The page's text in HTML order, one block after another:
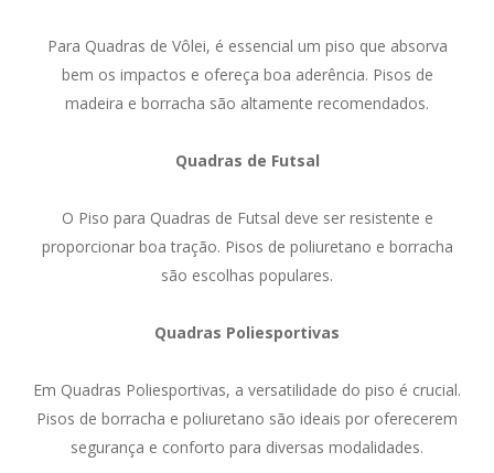
Para Quadras de Vôlei, é essencial um piso que absorva
bem os impactos e ofereça boa aderência. Pisos de
madeira e borracha são altamente recomendados.
Quadras de Futsal
O Piso para Quadras de Futsal deve ser resistente e
proporcionar boa tração. Pisos de poliuretano e borracha
são escolhas populares.
Quadras Poliesportivas
Em Quadras Poliesportivas, a versatilidade do piso é crucial.
Pisos de borracha e poliuretano são ideais por oferecerem
segurança e conforto para diversas modalidades.